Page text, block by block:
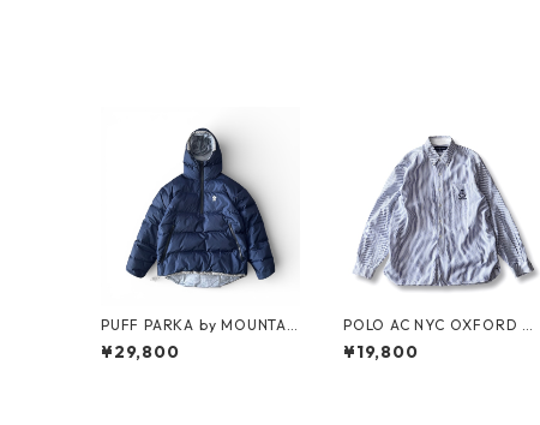
PUFF PARKA by MOUNTAI
N RESEARCH
¥29,800
POLO AC NYC OXFORD B.
D.SHIRT by Polo Ralph Lau
ren
¥19,800